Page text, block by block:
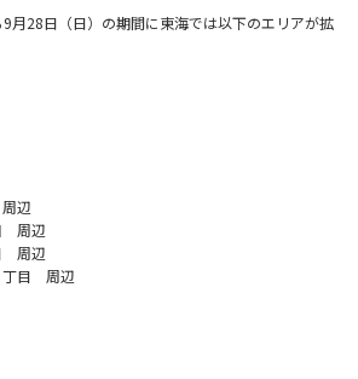
月28日（日）の期間に東海では以下のエリアが拡
辺
周辺
周辺
丁目 周辺